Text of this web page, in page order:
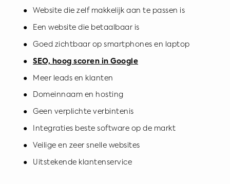
● Website die zelf makkelijk aan te passen is
● Een website die betaalbaar is
● Goed zichtbaar op smartphones en laptop
● SEO, hoog scoren in Google
● Meer leads en klanten
● Domeinnaam en hosting
● Geen verplichte verbintenis
● Integraties beste software op de markt
● Veilige en zeer snelle websites
● Uitstekende klantenservice